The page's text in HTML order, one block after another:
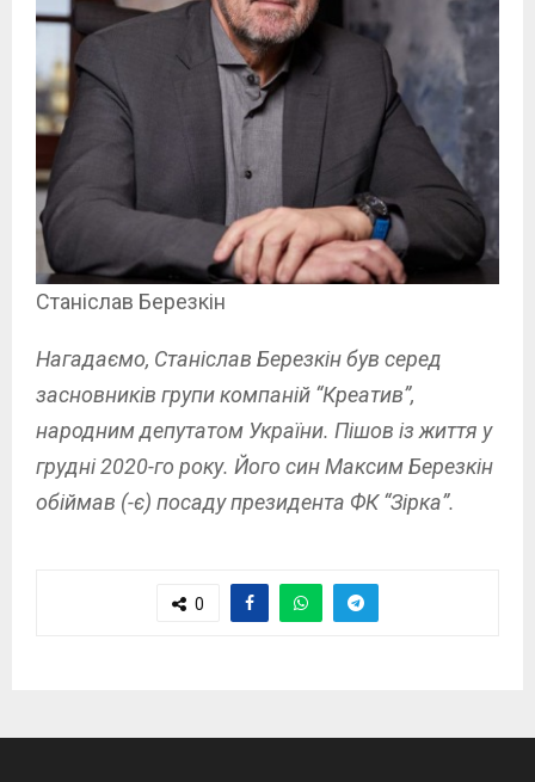
Станіслав Березкін
Нагадаємо, Станіслав Березкін був серед
засновників групи компаній “Креатив”,
народним депутатом України. Пішов із життя у
грудні 2020-го року. Його син Максим Березкін
обіймав (-є) посаду президента ФК “Зірка”.
0